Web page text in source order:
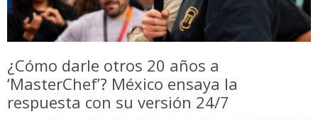
¿Cómo darle otros 20 años a
‘MasterChef’? México ensaya la
respuesta con su versión 24/7